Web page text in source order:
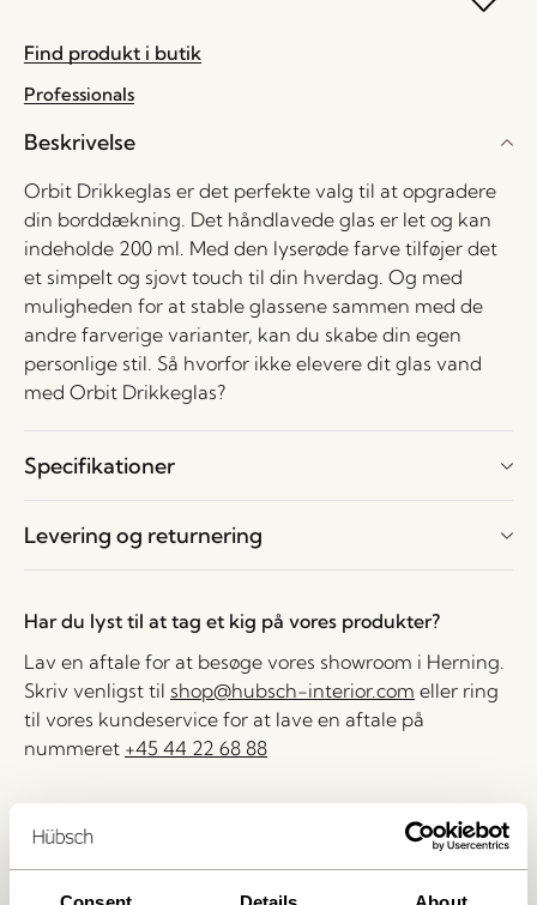
Find produkt i butik
Professionals
Beskrivelse
Orbit Drikkeglas er det perfekte valg til at opgradere
din borddækning. Det håndlavede glas er let og kan
indeholde 200 ml. Med den lyserøde farve tilføjer det
et simpelt og sjovt touch til din hverdag. Og med
muligheden for at stable glassene sammen med de
andre farverige varianter, kan du skabe din egen
personlige stil. Så hvorfor ikke elevere dit glas vand
med Orbit Drikkeglas?
Specifikationer
Levering og returnering
Har du lyst til at tag et kig på vores produkter?
Lav en aftale for at besøge vores showroom i Herning.
Skriv venligst til shop@hubsch-interior.com eller ring
til vores kundeservice for at lave en aftale på
nummeret +45 44 22 68 88
30 dages returret